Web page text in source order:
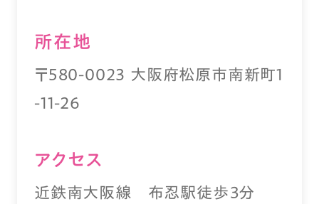
所在地
〒580-0023 大阪府松原市南新町1
-11-26
アクセス
近鉄南大阪線 布忍駅徒歩３分